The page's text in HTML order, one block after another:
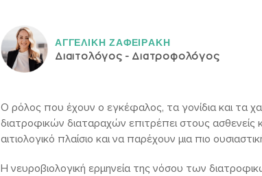
ΑΓΓΕΛΙΚH ΖΑΦΕΙΡAΚΗ
Διαιτολόγος - Διατροφολόγος
Ο ρόλος που έχουν ο εγκέφαλος, τα γονίδια και τα
διατροφικών διαταραχών επιτρέπει στους
αιτιολογικό πλαίσιο και να παρέχουν μια πιο
Η νευροβιολογική ερμηνεία της νόσου των